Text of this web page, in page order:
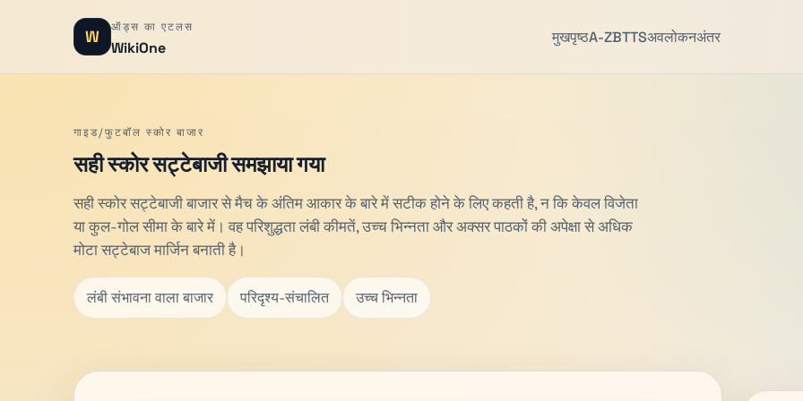
W ऑड्स का एटलस
WikiOne
मुखपृष्ठA-ZBTTSअवलोकनअंतर
गाइड/फुटबॉल स्कोर बाजार
सही स्कोर सट्टेबाजी समझाया गया
सही स्कोर सट्टेबाजी बाजार से मैच के अंतिम आकार के बारे में सटीक होने के लिए कहती है, न कि केवल विजेता
या कुल-गोल सीमा के बारे में। वह परिशुद्धता लंबी कीमतें, उच्च भिन्नता और अक्सर पाठकों की अपेक्षा से अधिक
मोटा सट्टेबाज मार्जिन बनाती है।
लंबी संभावना वाला बाजार परिदृश्य-संचालित उच्च भिन्नता